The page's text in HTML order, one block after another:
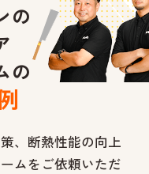
の
の
、断熱性能の向上
ムをご依頼いただ